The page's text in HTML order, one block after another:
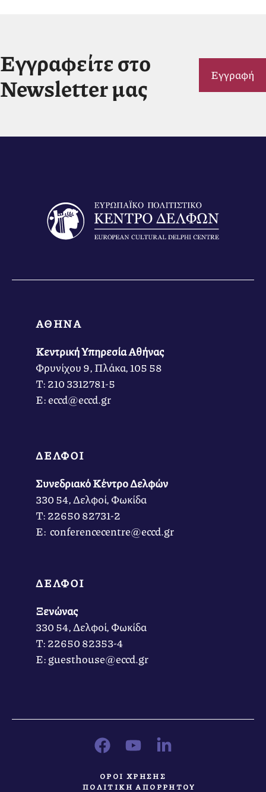
Εγγραφείτε στο
Newsletter μας
Εγγραφή
ΑΘΗΝΑ
Κεντρική Υπηρεσία Αθήνας
Φρυνίχου 9, Πλάκα, 105 58
Τ: 210 3312781-5
Ε: eccd@eccd.gr
ΔΕΛΦΟΙ
Συνεδριακό Κέντρο Δελφών
330 54, Δελφοί, Φωκίδα
Τ: 22650 82731-2
Ε: conferencecentre@eccd.gr
ΔΕΛΦΟΙ
Ξενώνας
330 54, Δελφοί, Φωκίδα
Τ: 22650 82353-4
Ε: guesthouse@eccd.gr
ΟΡΟΙ ΧΡΗΣΗΣ
ΠΟΛΙΤΙΚΗ ΑΠΟΡΡΗΤΟΥ